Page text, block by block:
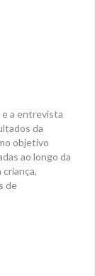
e a entrevista
da
objetivo
ao longo da
de